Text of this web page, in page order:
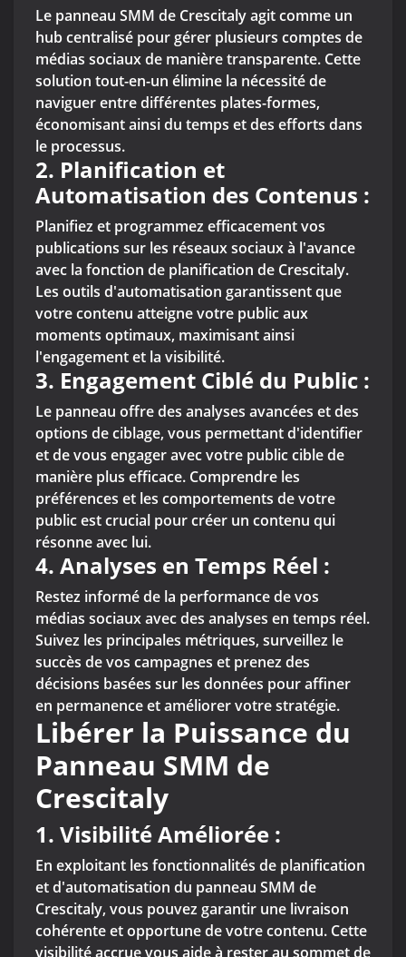
Le panneau SMM de Crescitaly agit comme un
hub centralisé pour gérer plusieurs comptes de
médias sociaux de manière transparente. Cette
solution tout-en-un élimine la nécessité de
naviguer entre différentes plates-formes,
économisant ainsi du temps et des efforts dans
le processus.
2. Planification et
Automatisation des Contenus :
Planifiez et programmez efficacement vos
publications sur les réseaux sociaux à l'avance
avec la fonction de planification de Crescitaly.
Les outils d'automatisation garantissent que
votre contenu atteigne votre public aux
moments optimaux, maximisant ainsi
l'engagement et la visibilité.
3. Engagement Ciblé du Public :
Le panneau offre des analyses avancées et des
options de ciblage, vous permettant d'identifier
et de vous engager avec votre public cible de
manière plus efficace. Comprendre les
préférences et les comportements de votre
public est crucial pour créer un contenu qui
résonne avec lui.
4. Analyses en Temps Réel :
Restez informé de la performance de vos
médias sociaux avec des analyses en temps réel.
Suivez les principales métriques, surveillez le
succès de vos campagnes et prenez des
décisions basées sur les données pour affiner
en permanence et améliorer votre stratégie.
Libérer la Puissance du
Panneau SMM de
Crescitaly
1. Visibilité Améliorée :
En exploitant les fonctionnalités de planification
et d'automatisation du panneau SMM de
Crescitaly, vous pouvez garantir une livraison
cohérente et opportune de votre contenu. Cette
visibilité accrue vous aide à rester au sommet de